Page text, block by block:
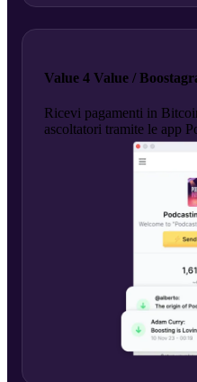
Value 4 Value /
Ricevi pagamenti in
ascoltatori tramite le app